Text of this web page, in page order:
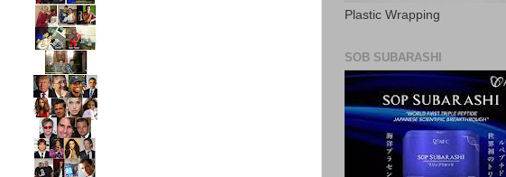
Plastic Wrapping
SOB SUBARASHI